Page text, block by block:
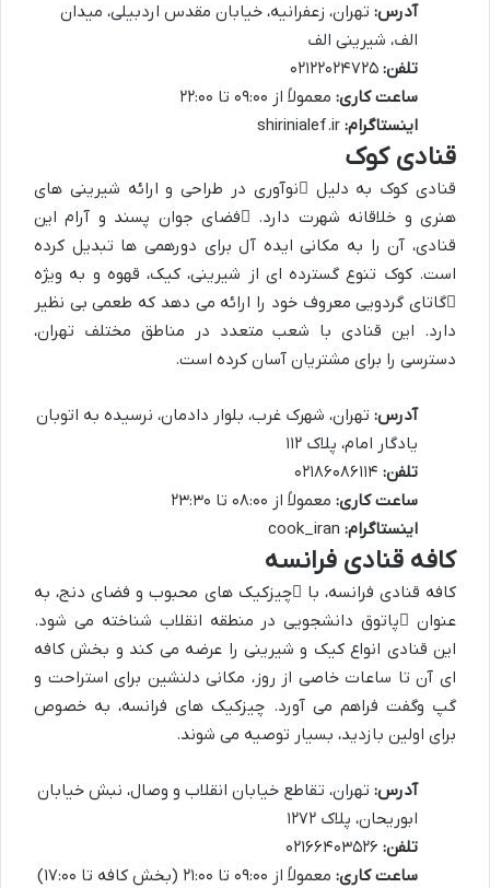
آدرس: تهران، زعفرانیه، خیابان مقدس اردبیلی، میدان
الف، شیرینی الف
تلفن:
ساعت کاری: معمولاً از ۰۹:۰۰ تا ۲۲:۰۰
اینستاگرام:
قنادی کوک
قنادی کوک به دلیل نوآوری در طراحیو ارائه شیرینی های
هنری و خلاقانه شهرت دارد.
فضای جوان پسند و آراماین
قنادی، آن را به مکانی ایده آل برای دورهمی ها تبدیل کرده
است. کوک تنوع گسترده ای از شیرینی، کیک، قهوه و به ویژه
گاتای گردوییمعروف خود را ارائه می دهد که طعمی بی نظیر
دارد. این قنادی با شعب متعدد در مناطق مختلف تهران،
دسترسی را برای مشتریان آسان کرده است.
آدرس: تهران، شهرک غرب، بلوار دادمان، نرسیده به اتوبان
یادگار امام، پلاک ۱۱۲
تلفن:
ساعت کاری: معمولاً از ۰۸:۰۰ تا ۲۳:۳۰
اینستاگرام:
کافه قنادی فرانسه
کافه قنادی فرانسه، با چیزکیک های محبوبو فضای دنج، به
عنوان
پاتوق دانشجوییدر منطقه انقلاب شناخته می شود.
این قنادی انواع کیک و شیرینی را عرضه می کند و بخش کافه
ای آن تا ساعات خاصی از روز، مکانی دلنشین برای استراحت و
گپ وگفت فراهم می آورد. چیزکیک های فرانسه، به خصوص
برای اولین بازدید، بسیار توصیه می شوند.
آدرس: تهران، تقاطع خیابان انقلاب و وصال، نبش خیابان
ابوریحان، پلاک ۱۲۷۲
تلفن:
ساعت کاری: معمولاً از ۰۹:۰۰ تا ۲۱:۰۰ (بخش کافه تا ۱۷:۰۰)